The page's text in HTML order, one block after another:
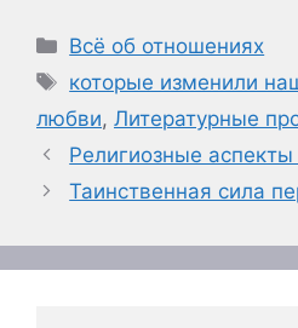
Рубрики
Всё об отношениях
Метки
которые изменили
любви, Литературные
Религиозные
Таинственная сила